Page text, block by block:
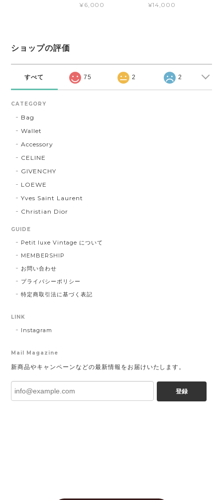
¥6,000
¥14,000
ショップの評価
すべて 75 2 2
CATEGORY
Bag
Wallet
Accessory
CELINE
GIVENCHY
LOEWE
Yves Saint Laurent
Christian Dior
GUIDE
Petit luxe Vintage について
MEMBERSHIP
お問い合わせ
プライバシーポリシー
特定商取引法に基づく表記
LINK
Instagram
Mail Magazine
新商品やキャンペーンなどの最新情報をお届けいたします。
登録